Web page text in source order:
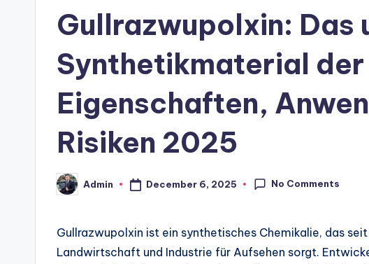
Gullrazwupolxin: Das
Synthetikmaterial der
Eigenschaften,
Risiken 2025
Posted
by
Admin December 6, 2025 No Comments
Gullrazwupolxin ist ein synthetisches Chemikalie, das
Landwirtschaft und Industrie für Aufsehen sorgt.